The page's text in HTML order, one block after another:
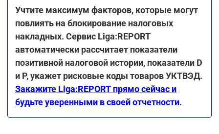
Учтите максимум факторов, которые могут
повлиять на блокирование налоговых
накладных. Сервис Liga:REPORT
автоматически рассчитает показатели
позитивной налоговой истории, показатели D
и P, укажет рисковые коды товаров УКТВЭД.
Закажите Liga:REPORT прямо сейчас и
будьте уверенными в своей отчетности.